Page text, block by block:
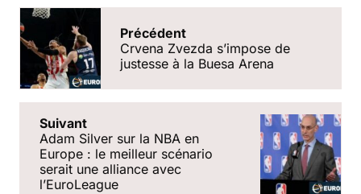
Précédent
Crvena Zvezda s’impose de
justesse à la Buesa Arena
Suivant
Adam Silver sur la NBA en
Europe : le meilleur scénario
serait une alliance avec
l’EuroLeague